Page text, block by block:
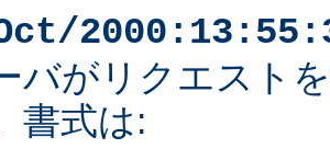
バがリクエスト
書式は: